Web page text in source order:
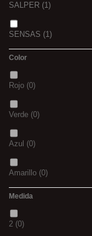
SALPER (1)
SENSAS (1)
Color
Rojo (0)
Verde (0)
Azul (0)
Amarillo (0)
(0)
Medida
2 (0)